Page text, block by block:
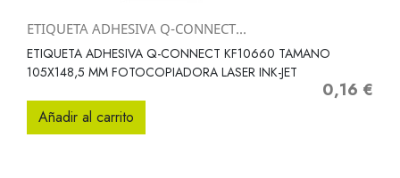
ETIQUETA ADHESIVA Q-CONNECT...
ETIQUETA ADHESIVA Q-CONNECT KF10660 TAMANO
105X148,5 MM FOTOCOPIADORA LASER INK-JET
Precio
0,16 €
Añadir al carrito